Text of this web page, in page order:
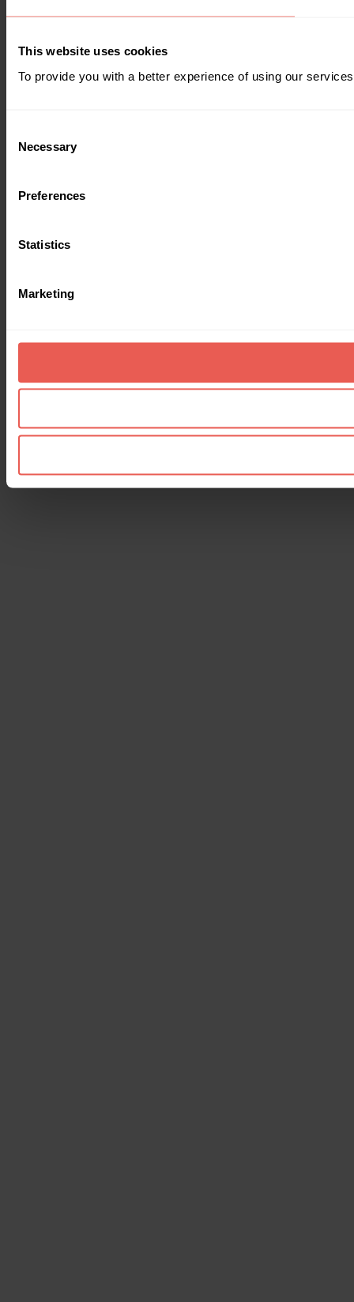
This website uses cookies
To provide you with a better experience of using our
Selection
Necessary
Preferences
Statistics
Marketing